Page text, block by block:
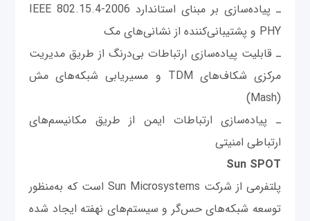
ـ پیاده‌سازی بر مبنای استاندارد IEEE 802.15.4-2006
PHY و پشتیبانی‌کننده از نشانی‌های مک
ـ قابلیت پیاده‌سازی ارتباطات بی‌درنگ از طریق مدیریت
مرکزی شکاف‌های TDM و مسیریابی شبکه‌های مش
(Mash)
ـ پیاده‌سازی ارتباطات ایمن از طریق مکانیسم‌های
ارتباطی امنیتی
Sun SPOT
پلتفرمی از شرکت Sun Microsystems است که به‌منظور
توسعه شبکه‌های حس‌گر و سیستم‌های نهفته ایجاد شده